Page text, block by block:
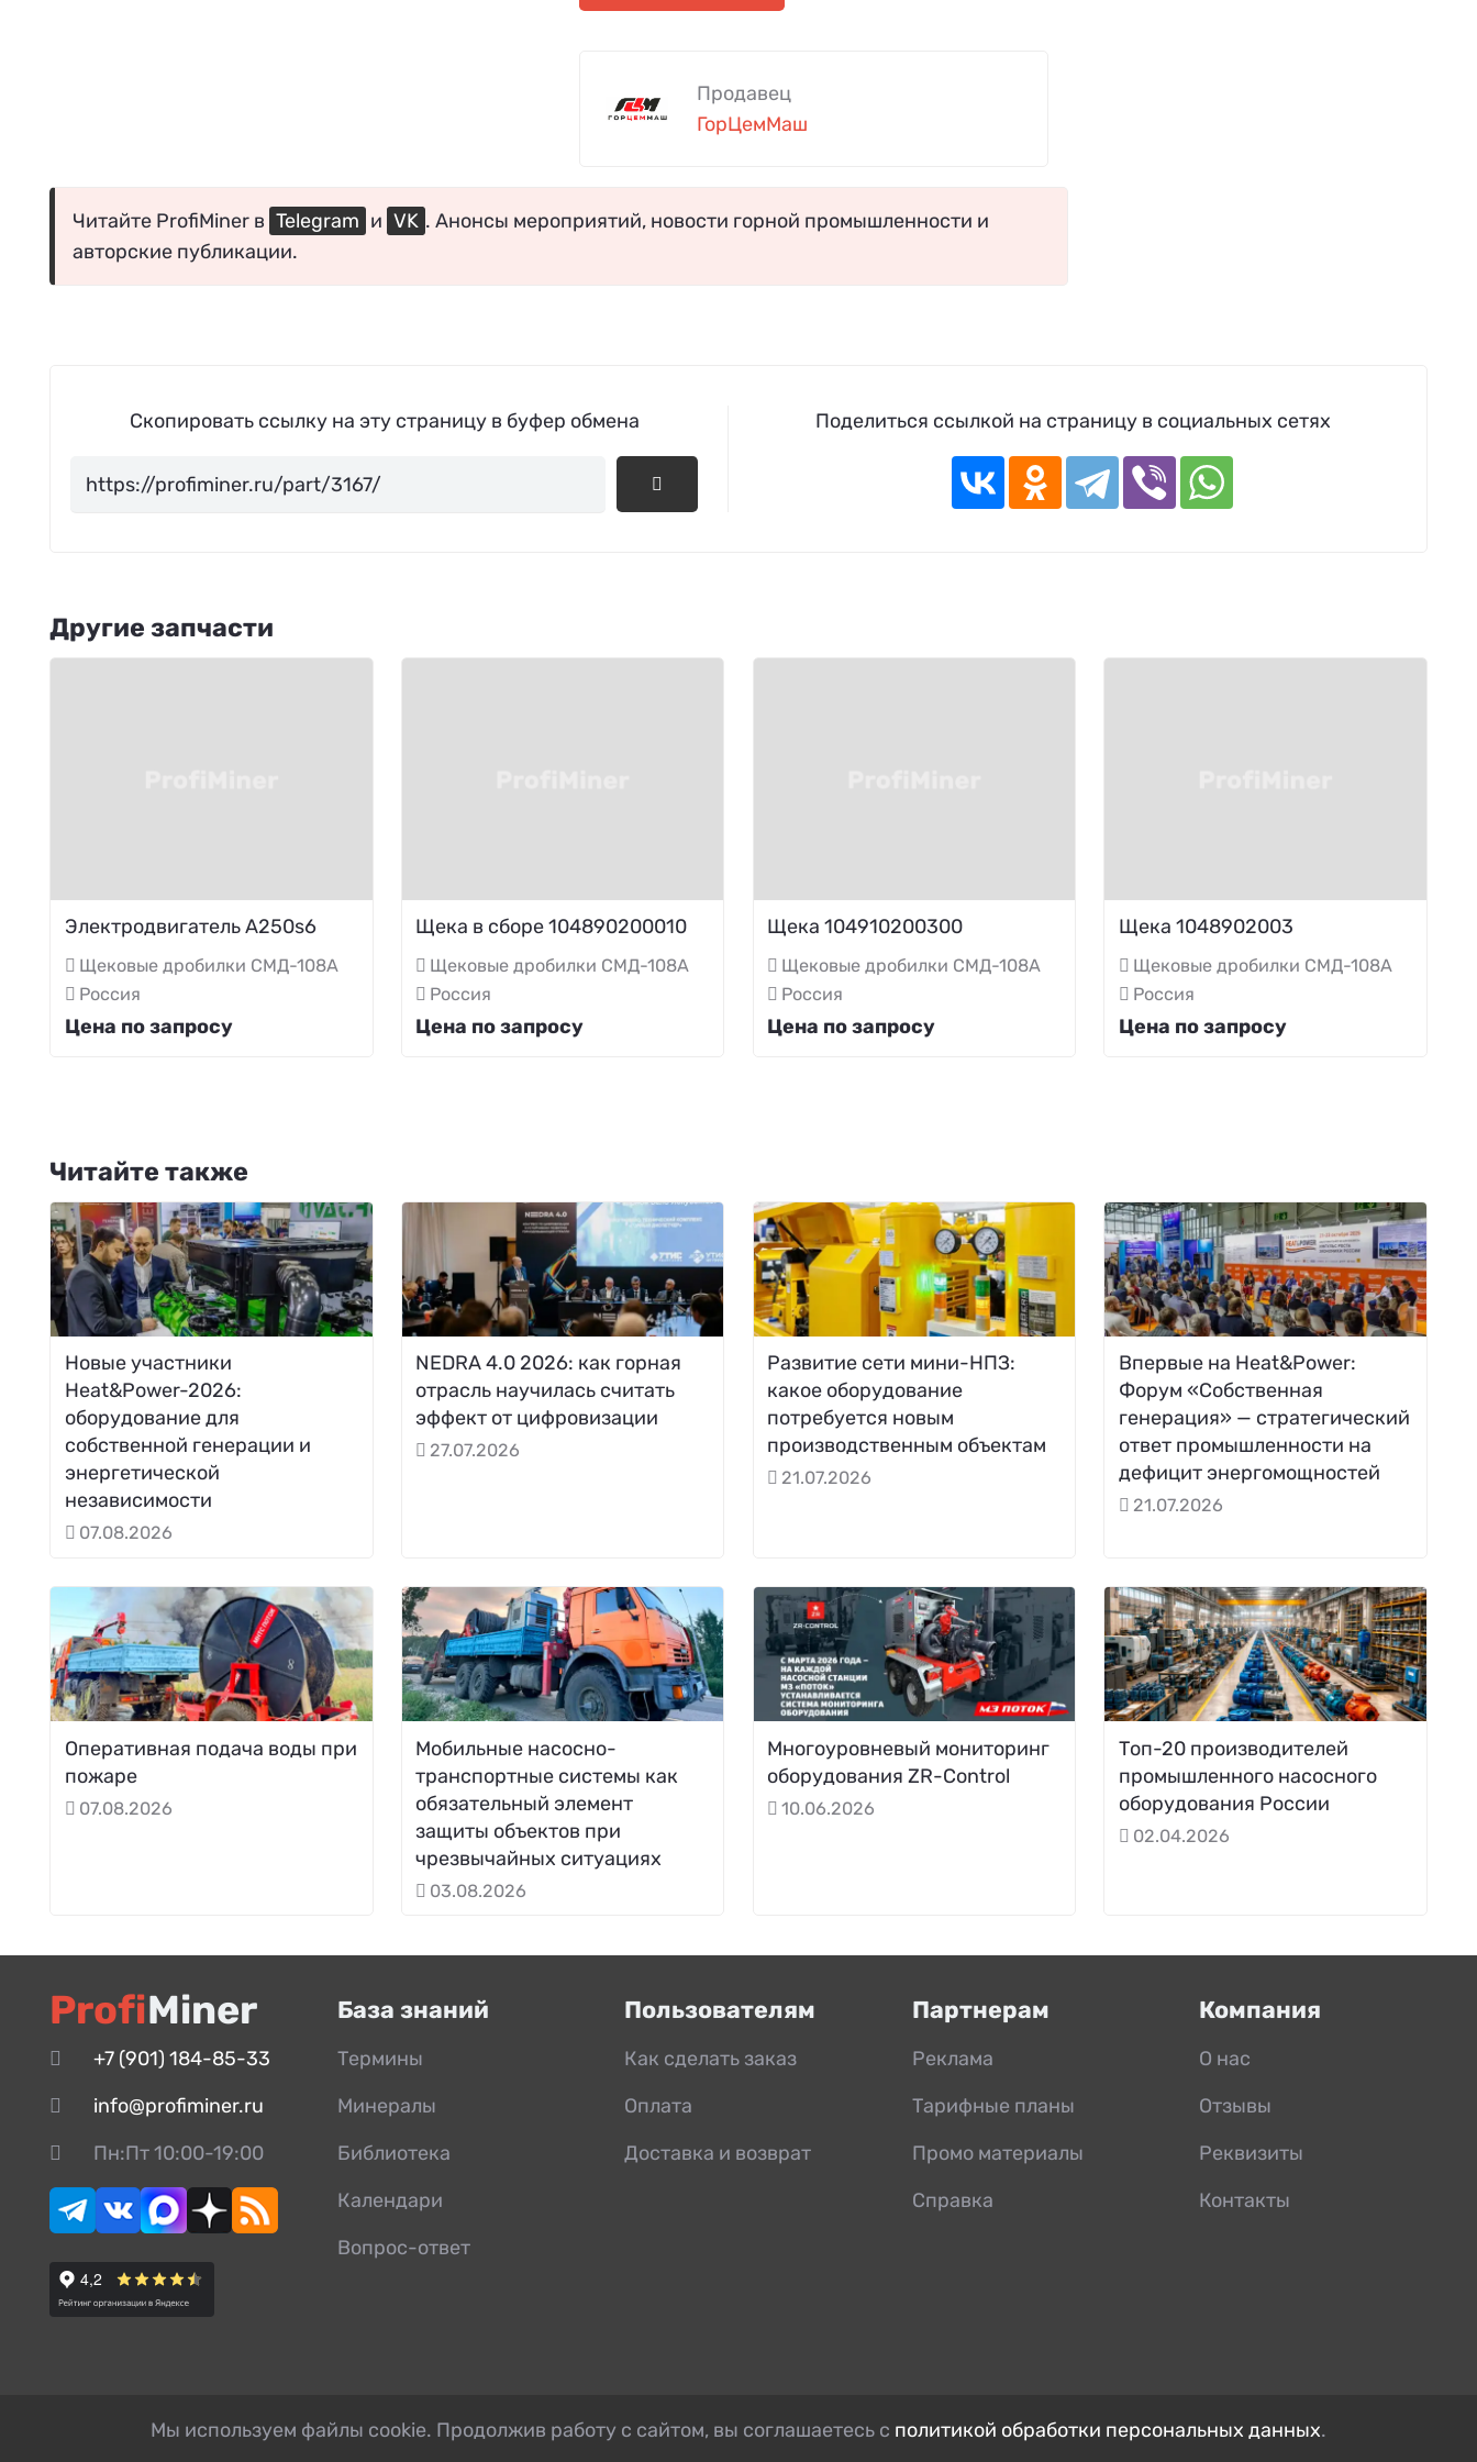
Продавец
ГорЦемМаш
Читайте ProfiMiner в Telegram и VK . Анонсы мероприятий, новости горной промышленности и
авторские публикации.
Скопировать ссылку на эту страницу в буфер обмена Поделиться ссылкой на страницу в социальных сетях
Другие запчасти
Электродвигатель A250s6
Щековые дробилки СМД-108А
Россия
Цена по запросу
Щека в сборе 104890200010
Щековые дробилки СМД-108А
Россия
Цена по запросу
Щека 104910200300
Щековые дробилки СМД-108А
Россия
Цена по запросу
Щека 1048902003
Щековые дробилки СМД-108А
Россия
Цена по запросу
Читайте также
Новые участники
Heat&Power-2026:
оборудование для
собственной генерации и
энергетической
независимости
07.08.2026
NEDRA 4.0 2026: как горная
отрасль научилась считать
эффект от цифровизации
27.07.2026
Развитие сети мини-НПЗ:
какое оборудование
потребуется новым
производственным объектам
21.07.2026
Впервые на Heat&Power:
Форум «Собственная
генерация» — стратегический
ответ промышленности на
дефицит энергомощностей
21.07.2026
Оперативная подача воды при
пожаре
07.08.2026
Мобильные насосно-
транспортные системы как
обязательный элемент
защиты объектов при
чрезвычайных ситуациях
03.08.2026
Многоуровневый мониторинг
оборудования ZR-Control
10.06.2026
Топ-20 производителей
промышленного насосного
оборудования России
02.04.2026
ProfiMiner
+7 (901) 184-85-33
info@profiminer.ru
Пн:Пт 10:00-19:00
База знаний
Термины
Минералы
Библиотека
Календари
Вопрос-ответ
Пользователям
Как сделать заказ
Оплата
Доставка и возврат
Партнерам
Реклама
Тарифные планы
Промо материалы
Справка
Компания
О нас
Отзывы
Реквизиты
Контакты
Мы используем файлы cookie. Продолжив работу с сайтом, вы соглашаетесь с политикой обработки персональных данных.